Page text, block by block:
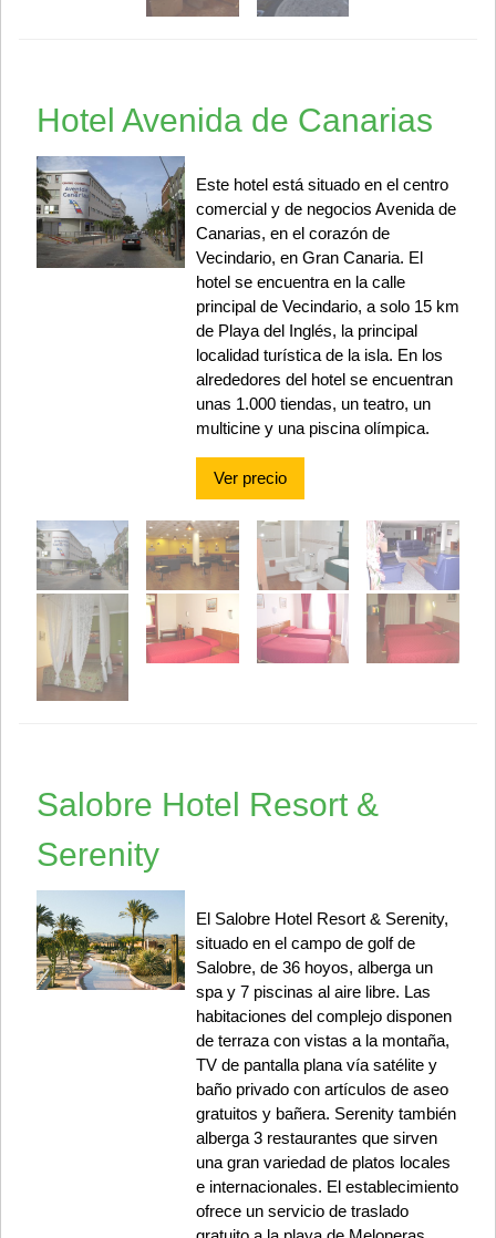
Hotel Avenida de Canarias
Este hotel está situado en el centro
comercial y de negocios Avenida de
Canarias, en el corazón de
Vecindario, en Gran Canaria. El
hotel se encuentra en la calle
principal de Vecindario, a solo 15 km
de Playa del Inglés, la principal
localidad turística de la isla. En los
alrededores del hotel se encuentran
unas 1.000 tiendas, un teatro, un
multicine y una piscina olímpica.
Ver precio
Salobre Hotel Resort &
Serenity
El Salobre Hotel Resort & Serenity,
situado en el campo de golf de
Salobre, de 36 hoyos, alberga un
spa y 7 piscinas al aire libre. Las
habitaciones del complejo disponen
de terraza con vistas a la montaña,
TV de pantalla plana vía satélite y
baño privado con artículos de aseo
gratuitos y bañera. Serenity también
alberga 3 restaurantes que sirven
una gran variedad de platos locales
e internacionales. El establecimiento
ofrece un servicio de traslado